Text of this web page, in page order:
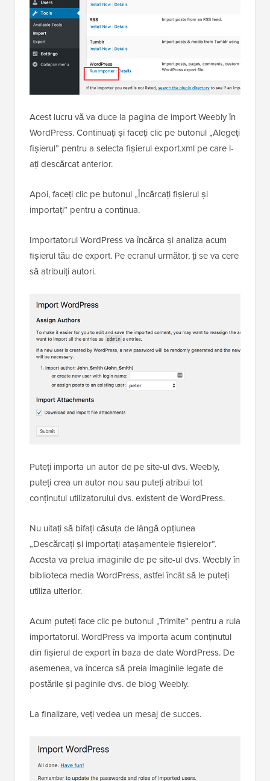
Acest lucru vă va duce la pagina de import Weebly în
WordPress. Continuați și faceți clic pe butonul „Alegeți
fișierul” pentru a selecta fișierul export.xml pe care l-
ați descărcat anterior.
Apoi, faceți clic pe butonul „Încărcați fișierul și
importați” pentru a continua.
Importatorul WordPress va încărca și analiza acum
fișierul tău de export. Pe ecranul următor, ți se va cere
să atribuiți autori.
Puteți importa un autor de pe site-ul dvs. Weebly,
puteți crea un autor nou sau puteți atribui tot
conținutul utilizatorului dvs. existent de WordPress.
Nu uitați să bifați căsuța de lângă opțiunea
„Descărcați și importați atașamentele fișierelor”.
Acesta va prelua imaginile de pe site-ul dvs. Weebly în
biblioteca media WordPress, astfel încât să le puteți
utiliza ulterior.
Acum puteți face clic pe butonul „Trimite” pentru a rula
importatorul. WordPress va importa acum conținutul
din fișierul de export în baza de date WordPress. De
asemenea, va încerca să preia imaginile legate de
postările și paginile dvs. de blog Weebly.
La finalizare, veți vedea un mesaj de succes.